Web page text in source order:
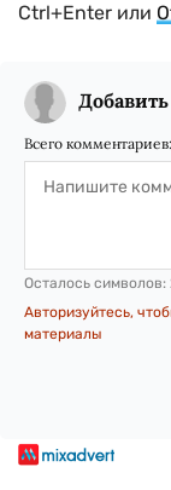
Ctrl+Enter или
Всего комментариев:
Осталось символов:
Авторизуйтесь,
материалы